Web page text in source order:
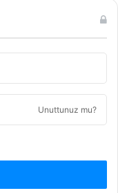
Unuttunuz mu?